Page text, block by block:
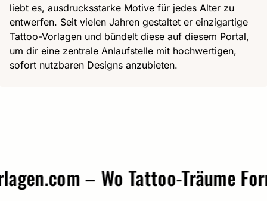
liebt es, ausdrucksstarke Motive für jedes Alter zu
entwerfen. Seit vielen Jahren gestaltet er einzigartige
Tattoo-Vorlagen und bündelt diese auf diesem Portal,
um dir eine zentrale Anlaufstelle mit hochwertigen,
sofort nutzbaren Designs anzubieten.
– Wo Tattoo-Träume Form